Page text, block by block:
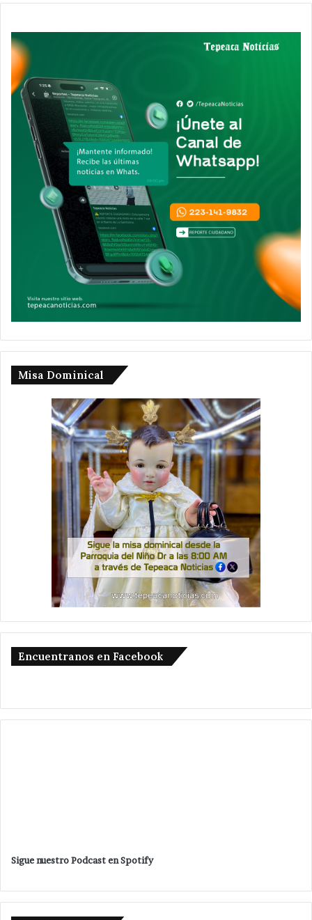
Misa Dominical
Encuentranos en Facebook
Sigue nuestro Podcast en Spotify